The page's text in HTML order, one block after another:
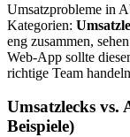
Umsatzprobleme in
Kategorien:
eng zusammen,
Web‑App sollte
richtige Team
Umsatzlecks vs.
Beispiele)